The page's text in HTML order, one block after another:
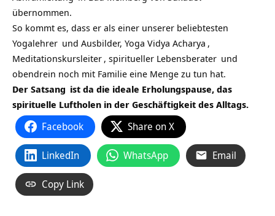
übernommen.
So kommt es, dass er als einer unserer beliebtesten
Yogalehrer und Ausbilder, Yoga Vidya Acharya ,
Meditationskursleiter , spiritueller Lebensberater und
obendrein noch mit Familie eine Menge zu tun hat.
Der Satsang ist da die ideale Erholungspause, das
spirituelle Luftholen in der Geschäftigkeit des Alltags.
Facebook Share on X
LinkedIn WhatsApp Email
Copy Link